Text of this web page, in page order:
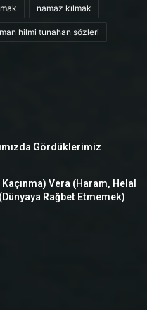
namaz kılmak
hilmi tunahan sözleri
Gördüklerimiz
Vera (Haram, Helal
Rağbet Etmemek)